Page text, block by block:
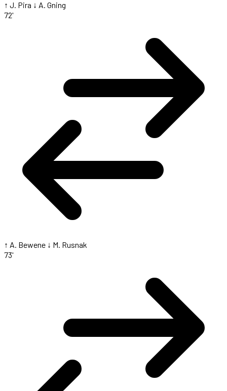
↑ J. Pira ↓ A. Gning
72'
↑ A. Bewene ↓ M. Rusnak
73'